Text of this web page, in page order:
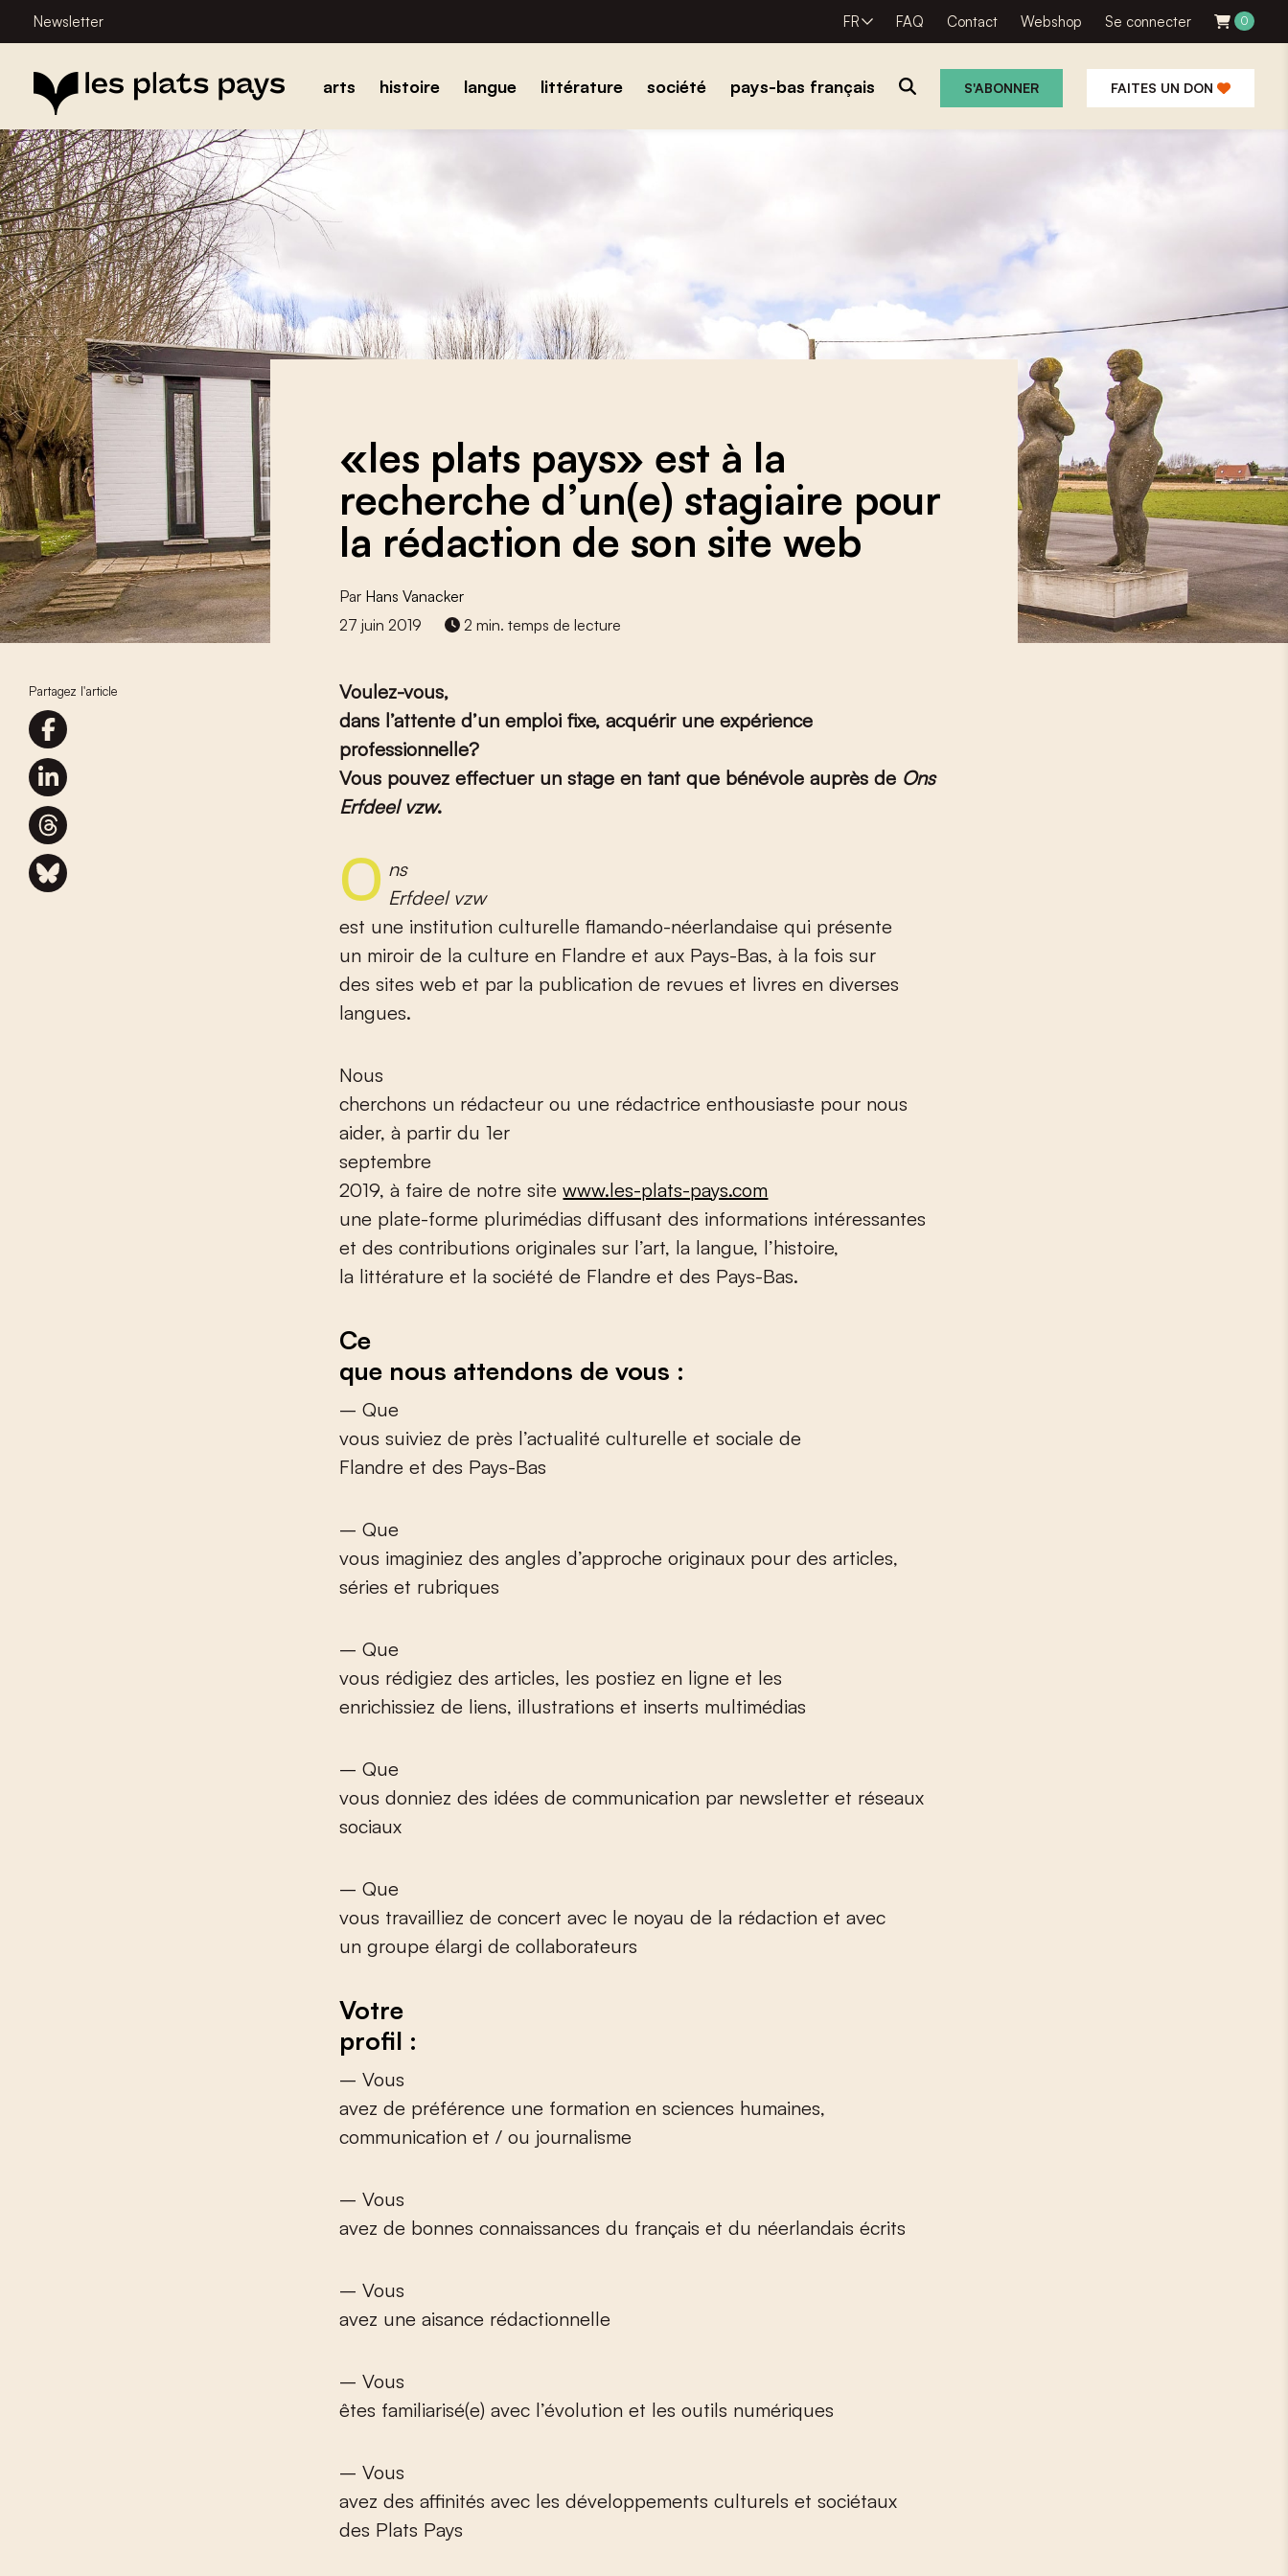
Newsletter FR FAQ Contact Webshop Se connecter 0
arts histoire langue littérature société pays-bas français S'ABONNER FAITES UN DON
Partagez l'article
«les plats pays» est à la
recherche d’un(e) stagiaire pour
la rédaction de son site web
Par Hans Vanacker
27 juin 2019
2 min. temps de lecture
Voulez-vous,
dans l’attente d’un emploi fixe, acquérir une expérience
professionnelle?
Vous pouvez effectuer un stage en tant que bénévole auprès de Ons
Erfdeel vzw.
Ons
Erfdeel vzw
est une institution culturelle flamando-néerlandaise qui présente
un miroir de la culture en Flandre et aux Pays-Bas, à la fois sur
des sites web et par la publication de revues et livres en diverses
langues.
Nous
cherchons un rédacteur ou une rédactrice enthousiaste pour nous
aider, à partir du 1er
septembre
2019, à faire de notre sitewww.les-plats-pays.com
une plate-forme plurimédias diffusant des informations intéressantes
et des contributions originales sur l’art, la langue, l’histoire,
la littérature et la société de Flandre et des Pays-Bas.
Ce
que nous attendons de vous :
– Que
vous suiviez de près l’actualité culturelle et sociale de
Flandre et des Pays-Bas
– Que
vous imaginiez des angles d’approche originaux pour des articles,
séries et rubriques
– Que
vous rédigiez des articles, les postiez en ligne et les
enrichissiez de liens, illustrations et inserts multimédias
– Que
vous donniez des idées de communication par newsletter et réseaux
sociaux
– Que
vous travailliez de concert avec le noyau de la rédaction et avec
un groupe élargi de collaborateurs
Votre
profil :
– Vous
avez de préférence une formation en sciences humaines,
communication et / ou journalisme
– Vous
avez de bonnes connaissances du français et du néerlandais écrits
– Vous
avez une aisance rédactionnelle
– Vous
êtes familiarisé(e) avec l’évolution et les outils numériques
– Vous
avez des affinités avec les développements culturels et sociétaux
des Plats Pays